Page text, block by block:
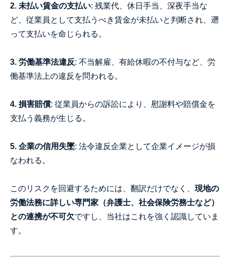
2. 未払い賃金の支払い: 残業代、休日手当、深夜手当な
ど、従業員として支払うべき賃金が未払いと判断され、遡
って支払いを命じられる。
3. 労働基準法違反: 不当解雇、有給休暇の不付与など、労
働基準法上の違反を問われる。
4. 損害賠償: 従業員からの訴訟により、慰謝料や賠償金を
支払う義務が生じる。
5. 企業の信用失墜: 法令違反企業として企業イメージが損
なわれる。
このリスクを回避するためには、翻訳だけでなく、 現地の
労働法務に詳しい専門家（弁護士、社会保険労務士など）
との連携が不可欠ですし、当社はこれを強く認識していま
す。